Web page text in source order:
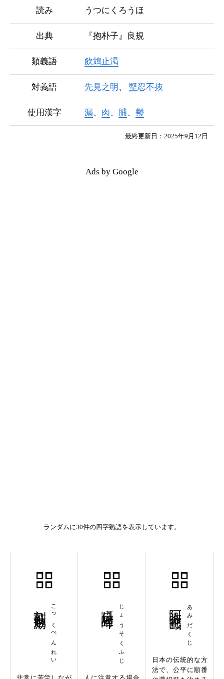
読み うつにくろうほ
出典 『抱朴子』良規
類義語 飲鴆止渇
対義語 先見之明 堅忍不抜
使用漢字 漏、 肉、 脯、 鬱
最終更新日：2025年9月12日
Ads by Google
ランダムに30件の四字熟語を表示しています。
こっくべんれい じょうそくふじ あみだくじ
日本の伝統的な方
法で、公平に順番